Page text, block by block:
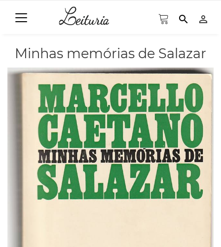
search person_outline
Minhas memórias de Salazar